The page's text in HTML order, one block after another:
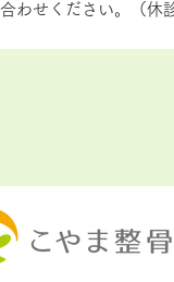
合わせください。
（​休